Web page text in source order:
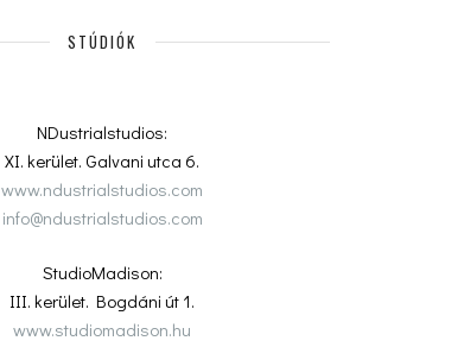
STÚDIÓK
NDustrialstudios:
XI. kerület. Galvani utca 6.
www.ndustrialstudios.com
info@ndustrialstudios.com
StudioMadison:
III. kerület. Bogdáni út 1.
www.studiomadison.hu